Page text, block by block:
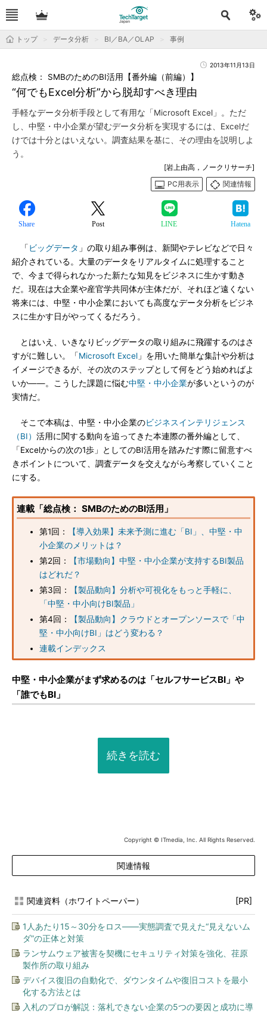
トップ データ分析 BI／BA／OLAP 事例
2013年11月13日
“何でもExcel分析”から脱却すべき理由
総点検： SMBのためのBI活用【番外編（前編）】
手軽なデータ分析手段として有用な「Microsoft Excel」。ただ
し、中堅・中小企業が望むデータ分析を実現するには、Excelだ
けでは十分とはいえない。調査結果を基に、その理由を説明しよ
う。
[岩上由高，ノークリサーチ]
PC用表示
関連情報
Share Post LINE Hatena
「 ビッグデータ 」の取り組み事例は、新聞やテレビなどで日々
紹介されている。大量のデータをリアルタイムに処理すること
で、今まで得られなかった新たな知見をビジネスに生かす動き
だ。現在は大企業や産官学共同体が主体だが、それほど遠くない
将来には、中堅・中小企業においても高度なデータ分析をビジネ
スに生かす日がやってくるだろう。
とはいえ、いきなりビッグデータの取り組みに飛躍するのはさ
すがに難しい。「Microsoft Excel 」を用いた簡単な集計や分析は
イメージできるが、その次のステップとして何をどう始めればよ
いか――。こうした課題に悩む中堅・中小企業が多いというのが
実情だ。
そこで本稿は、中堅・中小企業のビジネスインテリジェンス
（BI） 活用に関する動向を追ってきた本連際の番外編として、
「Excelからの次の1歩」としてのBI活用を踏みだす際に留意すべ
きポイントについて、調査データを交えながら考察していくこと
にする。
連載「総点検： SMBのためのBI活用」
第1回：
【導入効果】未来予測に進む「BI」、中堅・中
小企業のメリットは？
第2回：
【市場動向】中堅・中小企業が支持するBI製品
はどれだ？
第3回：
【製品動向】分析や可視化をもっと手軽に、
「中堅・中小向けBI製品」
第4回：
【製品動向】クラウドとオープンソースで「中
堅・中小向けBI」はどう変わる？
連載インデックス
中堅・中小企業がまず求めるのは「セルフサービスBI」や
「誰でもBI」
続きを読む
Copyright © ITmedia, Inc. All Rights Reserved.
関連情報
関連資料（ホワイトペーパー） [PR]
1人あたり15～30分をロス――実態調査で見えた“見えないム
ダ”の正体と対策
ランサムウェア被害を契機にセキュリティ対策を強化、荏原
製作所の取り組み
デバイス復旧の自動化で、ダウンタイムや復旧コストを最小
化する方法とは
入札のプロが解説：落札できない企業の5つの要因と成功に導